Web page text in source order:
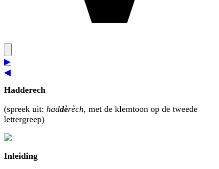
▶
◀
Hadderech
(spreek uit: haddèrèch, met de klemtoon op de tweede
lettergreep)
Inleiding